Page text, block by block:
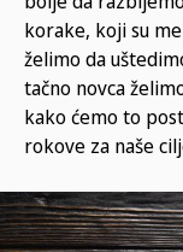
korake, koji su
želimo da
tačno novca
kako ćemo to
rokove za naše